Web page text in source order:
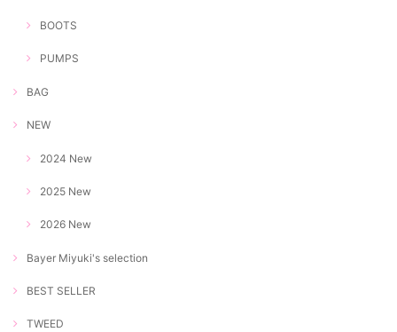
BOOTS
PUMPS
BAG
NEW
2024 New
2025 New
2026 New
Bayer Miyuki's selection
BEST SELLER
TWEED